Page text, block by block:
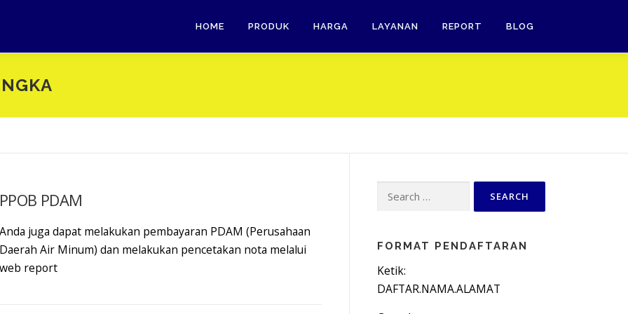
HOME PRODUK HARGA LAYANAN REPORT BLOG
PPOB PDAM
Anda juga dapat melakukan pembayaran PDAM (Perusahaan
Daerah Air Minum) dan melakukan pencetakan nota melalui
web report
Search
FORMAT PENDAFTARAN
Ketik:
DAFTAR.NAMA.ALAMAT